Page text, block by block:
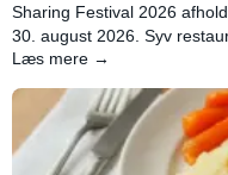
Sharing Festival 2026
30. august 2026. Syv
Læs mere →